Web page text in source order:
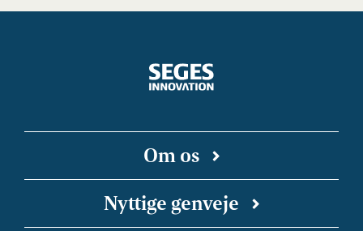
Om os
SEGES Innovation er en uafhængig forsknings-
og innovationsvirksomhed, der arbejder for en
Nyttige genveje